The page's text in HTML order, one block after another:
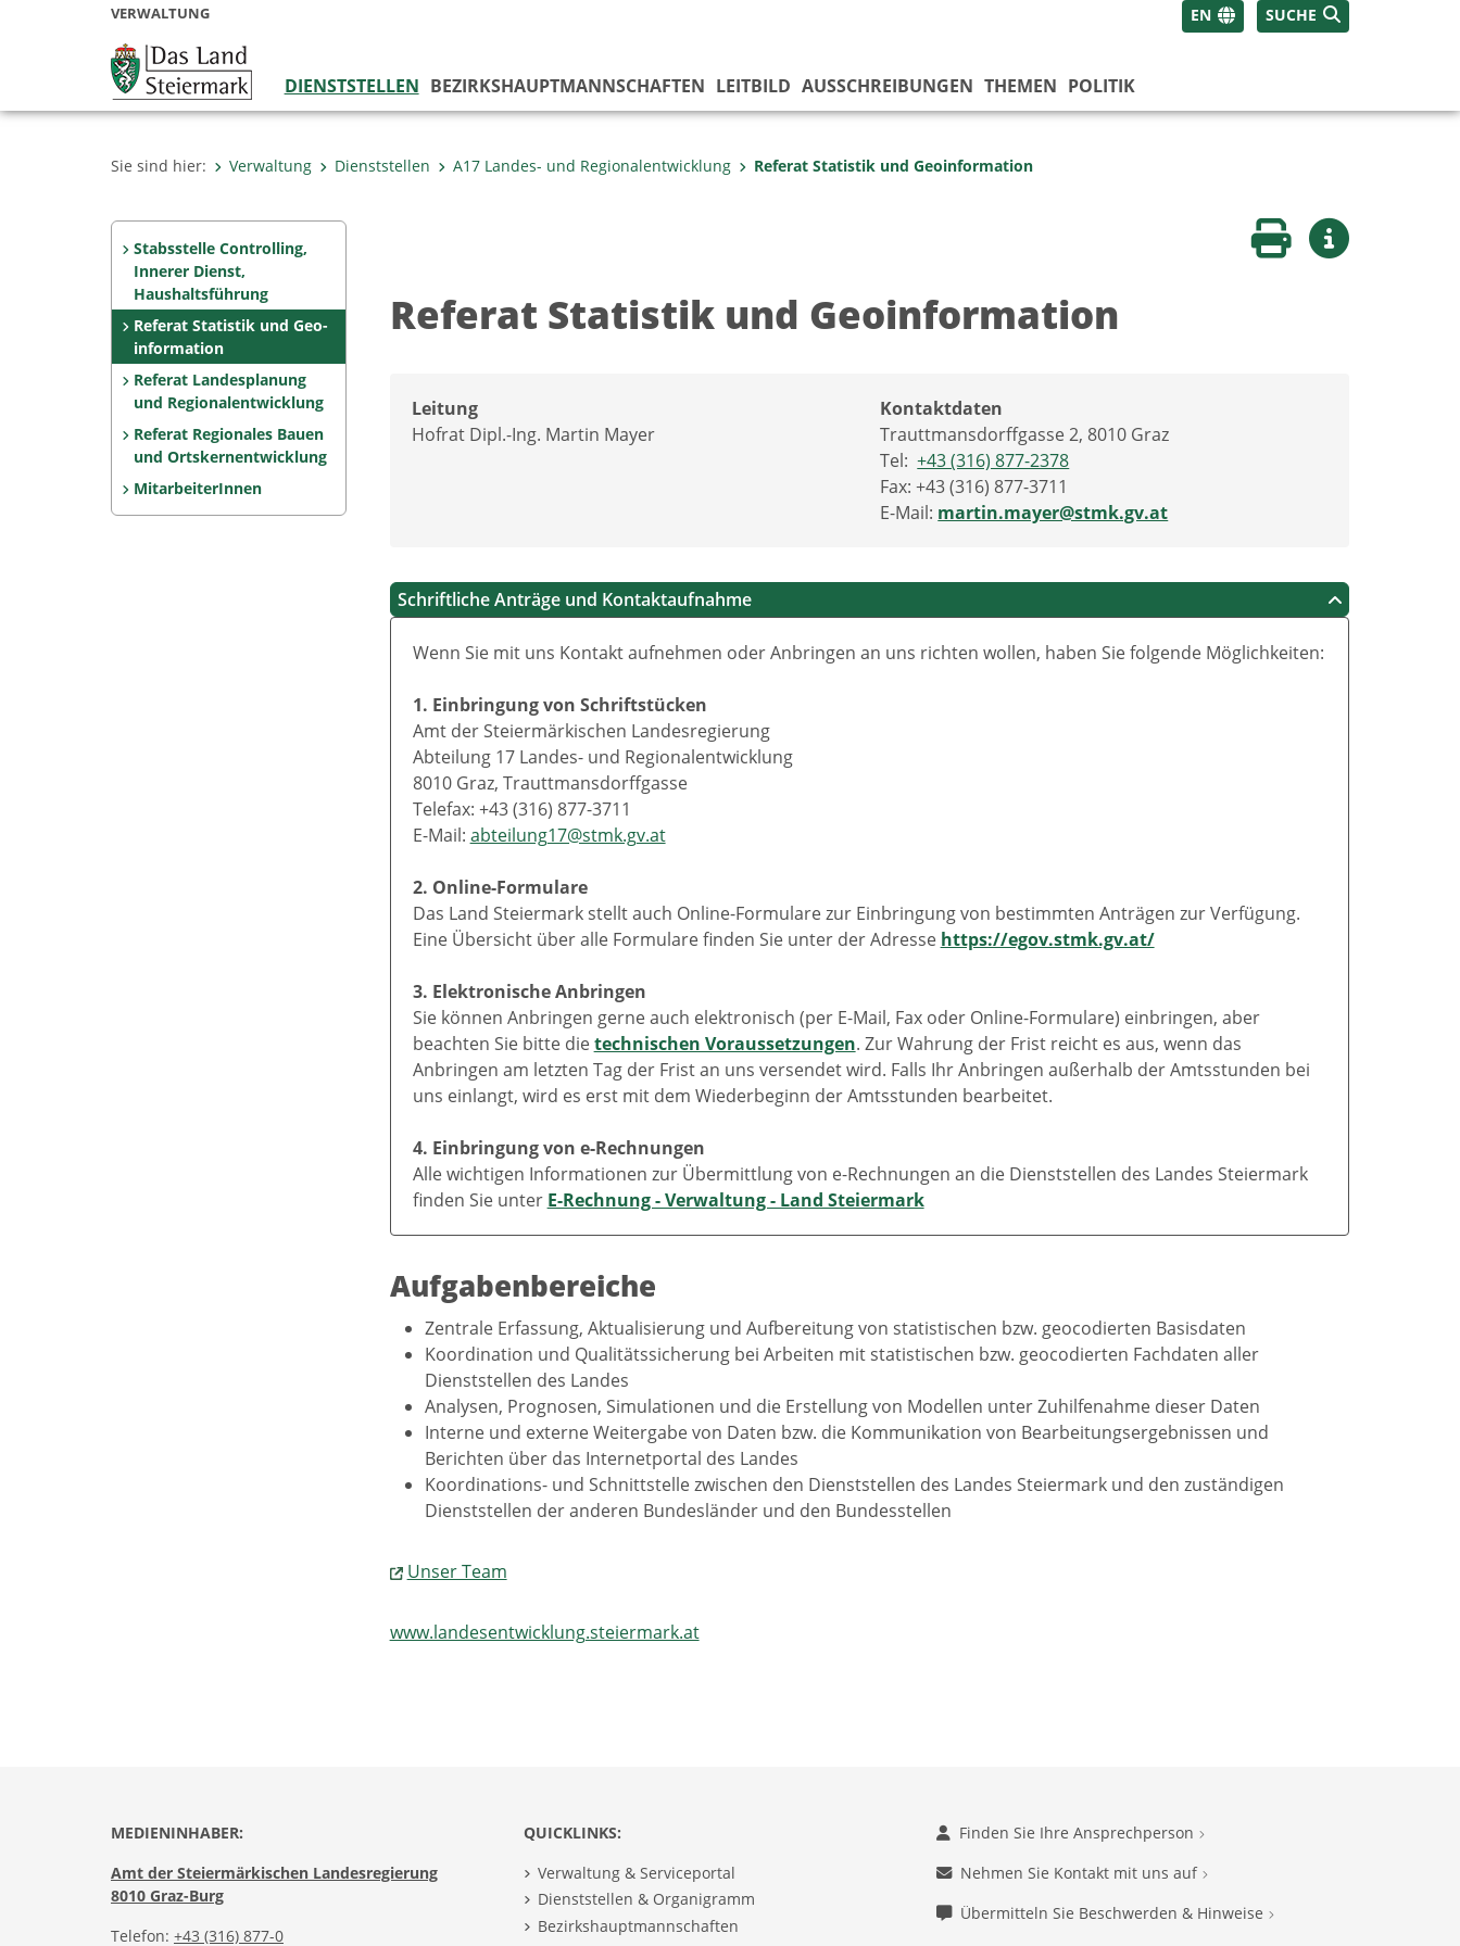
VERWALTUNG SUCHE
EN
DIENSTSTELLEN BEZIRKS­HAUPTMANNSCHAFTEN LEITBILD AUSSCHREIBUNGEN THEMEN POLITIK
Sie sind hier: Verwaltung Dienststellen A17 Landes- und Regionalentwicklung Referat Statistik und Geo­information
Stabsstelle Controlling,
Innerer Dienst,
Haushaltsführung
Referat Statistik und Geo­
information
Referat Landesplanung
und Regionalentwicklung
Referat Regionales Bauen
und Ortskernentwicklung
MitarbeiterInnen
Seite druckenWeitere Infos
Referat Statistik und Geoinformation
Leitung
Hofrat Dipl.-Ing. Martin Mayer
Kontaktdaten
Trauttmansdorffgasse 2, 8010 Graz
Tel:+43 (316) 877-2378
Fax: +43 (316) 877-3711
E-Mail: martin.mayer@stmk.gv.at
Schriftliche Anträge und Kontaktaufnahme
Wenn Sie mit uns Kontakt aufnehmen oder Anbringen an uns richten wollen, haben Sie folgende Möglichkeiten:
1. Einbringung von Schriftstücken
Amt der Steiermärkischen Landesregierung
Abteilung 17 Landes- und Regionalentwicklung
8010 Graz, Trauttmansdorffgasse
Telefax: +43 (316) 877-3711
E-Mail: abteilung17@stmk.gv.at
2. Online-Formulare
Das Land Steiermark stellt auch Online-Formulare zur Einbringung von bestimmten Anträgen zur Verfügung.
Eine Übersicht über alle Formulare finden Sie unter der Adresse https://egov.stmk.gv.at/
3. Elektronische Anbringen
Sie können Anbringen gerne auch elektronisch (per E-Mail, Fax oder Online-Formulare) einbringen, aber
beachten Sie bitte dietechnischen Voraussetzungen. Zur Wahrung der Frist reicht es aus, wenn das
Anbringen am letzten Tag der Frist an uns versendet wird. Falls Ihr Anbringen außerhalb der Amtsstunden bei
uns einlangt, wird es erst mit dem Wiederbeginn der Amtsstunden bearbeitet.
4. Einbringung von e-Rechnungen
Alle wichtigen Informationen zur Übermittlung von e-Rechnungen an die Dienststellen des Landes Steiermark
finden Sie unter E-Rechnung - Verwaltung - Land Steiermark
Aufgabenbereiche
Zentrale Erfassung, Aktualisierung und Aufbereitung von statistischen bzw. geocodierten Basisdaten
Koordination und Qualitätssicherung bei Arbeiten mit statistischen bzw. geocodierten Fachdaten aller
Dienststellen des Landes
Analysen, Prognosen, Simulationen und die Erstellung von Modellen unter Zuhilfenahme dieser Daten
Interne und externe Weitergabe von Daten bzw. die Kommunikation von Bearbeitungsergebnissen und
Berichten über das Internetportal des Landes
Koordinations- und Schnittstelle zwischen den Dienststellen des Landes Steiermark und den zuständigen
Dienststellen der anderen Bundesländer und den Bundesstellen
Unser Team
www.landesentwicklung.steiermark.at
MEDIENINHABER:
Amt der Steiermärkischen Landesregierung
8010 Graz-Burg
Telefon: +43 (316) 877-0
QUICKLINKS:
Verwaltung & Serviceportal
Dienststellen & Organigramm
Bezirkshauptmannschaften
Finden Sie Ihre Ansprechperson
Nehmen Sie Kontakt mit uns auf
Übermitteln Sie Beschwerden & Hinweise